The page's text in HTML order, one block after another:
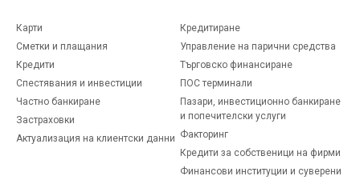
Карти
Сметки и плащания
Кредити
Спестявания и инвестиции
Частно банкиране
Застраховки
Актуализация на клиентски данни
Кредитиране
Управление на парични средства
Търговско финансиране
ПОС терминали
Пазари, инвестиционно банкиране
и попечителски услуги
Факторинг
Кредити за собственици на фирми
Финансови институции и суверени